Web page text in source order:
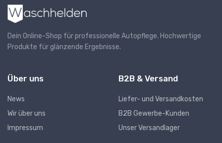
Dein Online-Shop für professionelle Autopflege. Hochwertige
Produkte für glänzende Ergebnisse.
Über uns
News
Wir über uns
Impressum
B2B & Versand
Liefer- und Versandkosten
B2B Gewerbe-Kunden
Unser Versandlager